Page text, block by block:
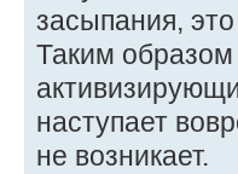
засыпания,
Таким
наступает
не возникает.